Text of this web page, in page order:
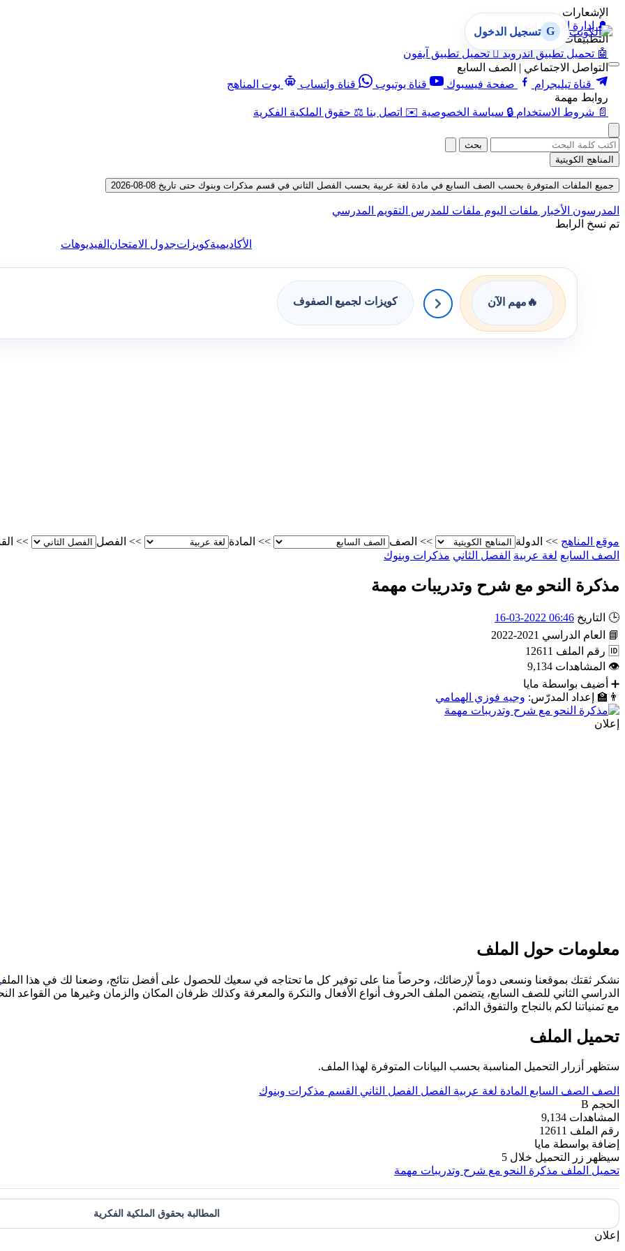
الإشعارات
🔔 إدارة الإشعارات
التطبيقات
🤖 تحميل تطبيق أندرويد  تحميل تطبيق آيفون
التواصل الاجتماعي | الصف السابع
قناة تيليجرام
صفحة فيسبوك قناة يوتيوب قناة واتساب
بوت المناهج
روابط مهمة
📄 شروط الاستخدام 🔒 سياسة الخصوصية ✉️ اتصل بنا ⚖️ حقوق الملكية الفكرية
G تسجيل الدخول
بحث
المناهج الكويتية
جميع الملفات المتوفرة بحسب الصف السابع في مادة لغة عربية بحسب الفصل الثاني في قسم مذكرات وبنوك حتى تاريخ 08-08-2026
المدرسون الأخبار ملفات اليوم ملفات للمدرس التقويم المدرسي
تم نسخ الرابط
الأكاديميةكويزاتجدول الامتحان الفيديوهات
🔥 مهم الآن كويزات لجميع الصفوف
موقع المناهج >> الدولة >> الصف >> المادة >> الفصل >>
الصف السابع لغة عربية الفصل الثاني مذكرات وبنوك
مذكرة النحو مع شرح وتدريبات مهمة
🕒 التاريخ 06:46 2022-03-16
📘
العام الدراسي 2021-2022
🆔 رقم الملف 12611
👁 المشاهدات 9,134
➕ أضيف بواسطة مايا
👨‍🏫
إعداد المدرّس: وجيه فوزي الهمامي
إعلان
معلومات حول الملف
نشكر ثقتك بموقعنا ونسعى دوماً لإرضائك، وحرصاً منا على توفير كل ما تحتاجه في سعيك للحصول على أفضل نتائج، وضعنا لك في هذا الملف
مع تمنياتنا لكم بالنجاح والتفوق الدائم.
تحميل الملف
ستظهر أزرار التحميل المناسبة بحسب البيانات المتوفرة لهذا الملف.
الصف الصف السابع المادة لغة عربية الفصل الفصل الثاني القسم مذكرات وبنوك
الحجم B
المشاهدات 9,134
رقم الملف 12611
إضافة بواسطة مايا
سيظهر زر التحميل خلال 5
تحميل الملف مذكرة النحو مع شرح وتدريبات مهمة
المطالبة بحقوق الملكية الفكرية
إعلان